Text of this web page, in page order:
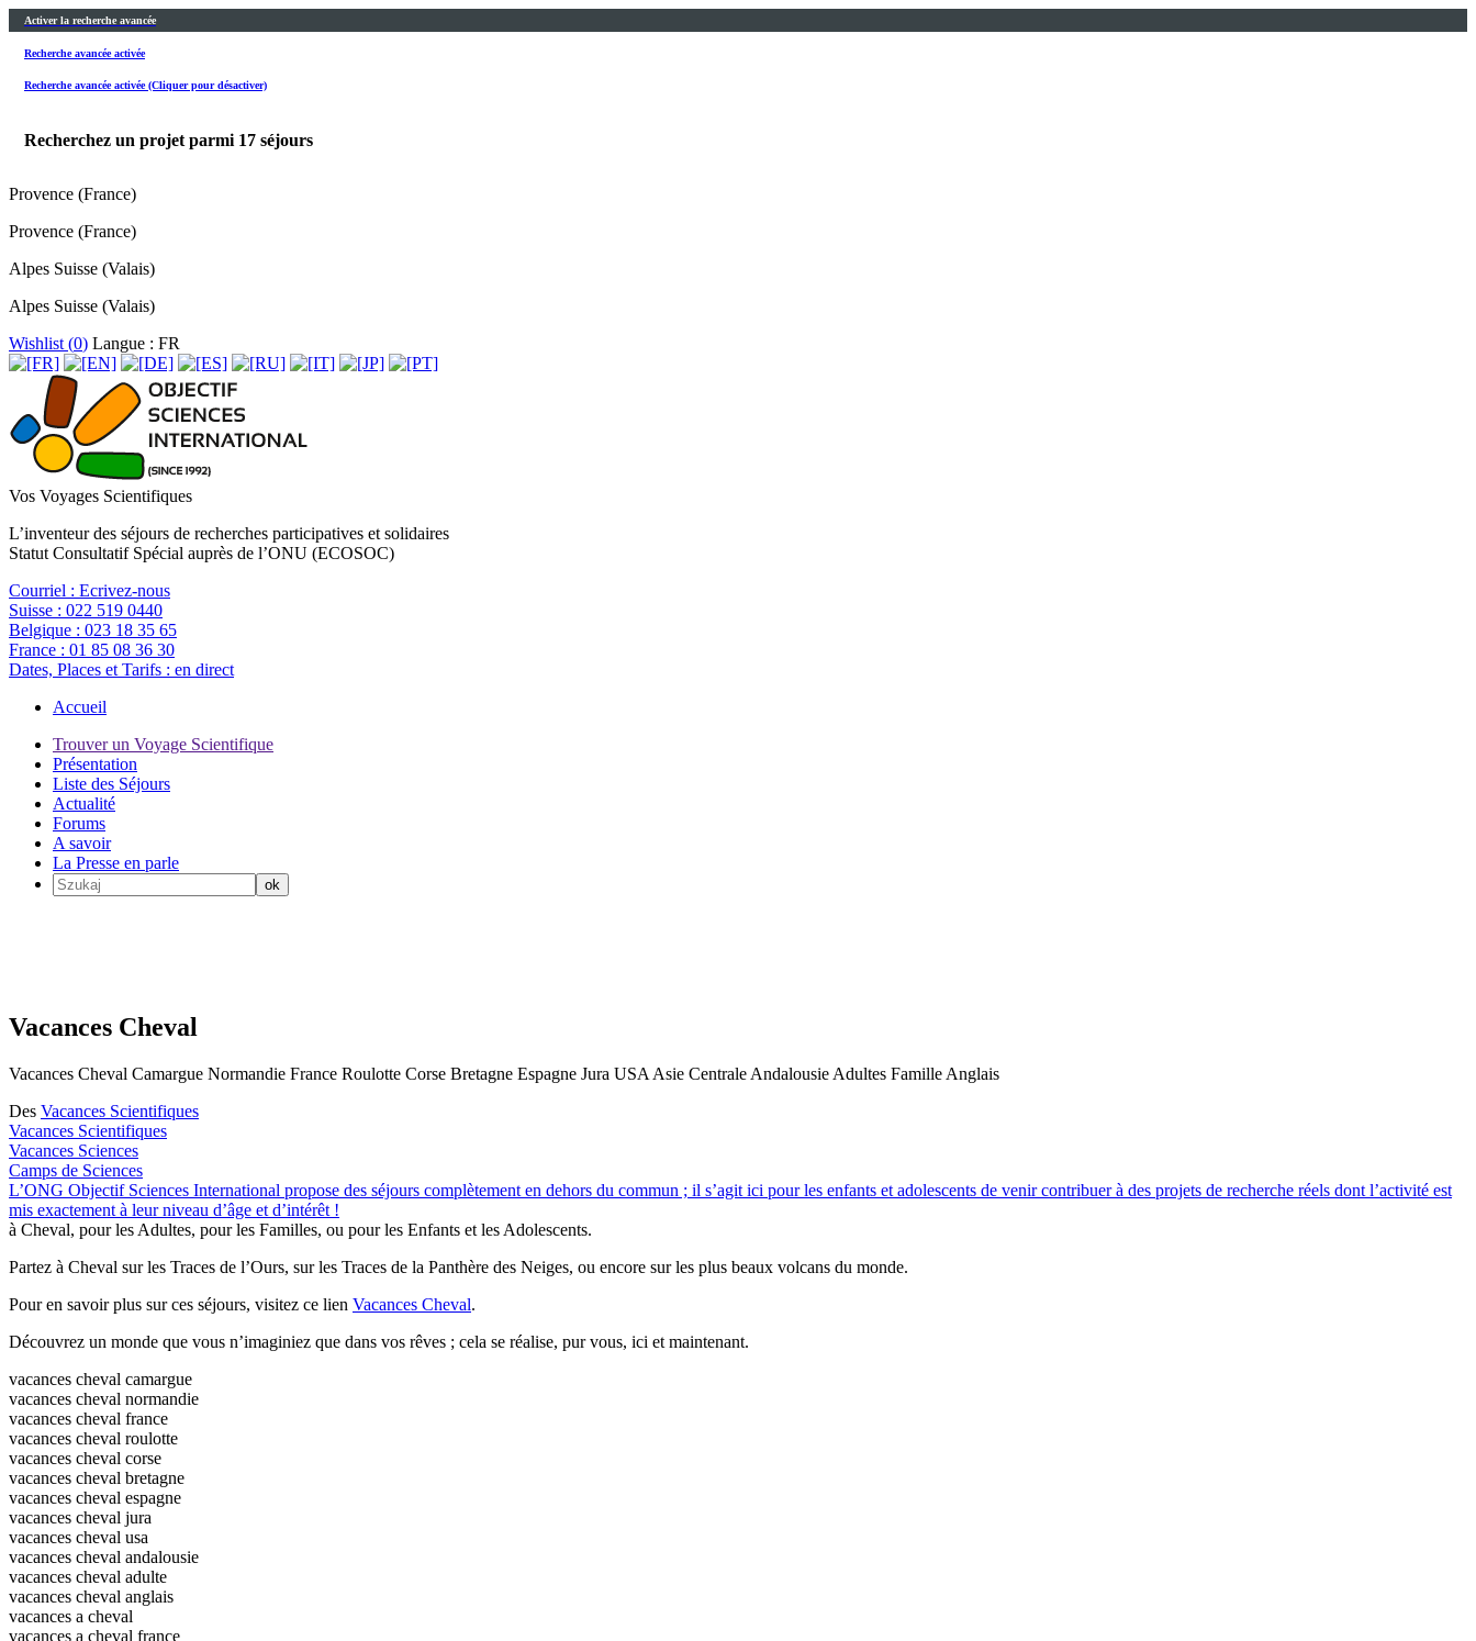
Activer la recherche avancée
Recherche avancée activée
Recherche avancée activée (Cliquer pour désactiver)
Recherchez un projet parmi 17 séjours
Provence (France)
Provence (France)
Alpes Suisse (Valais)
Alpes Suisse (Valais)
Wishlist (0) Langue : FR
Vos Voyages Scientifiques
L’inventeur des séjours de recherches participatives et solidaires
Statut Consultatif Spécial auprès de l’ONU (ECOSOC)
Courriel : Ecrivez-nous
Suisse : 022 519 0440
Belgique : 023 18 35 65
France : 01 85 08 36 30
Dates, Places et Tarifs : en direct
Accueil
Trouver un Voyage Scientifique
Présentation
Liste des Séjours
Actualité
Forums
A savoir
La Presse en parle
Vacances Cheval
Vacances Cheval Camargue Normandie France Roulotte Corse Bretagne Espagne Jura USA Asie Centrale Andalousie Adultes Famille Anglais
Des Vacances Scientifiques
Vacances Scientifiques
Vacances Sciences
Camps de Sciences
L’ONG Objectif Sciences International propose des séjours complètement en dehors du commun ; il s’agit ici pour les enfants et adolescents de venir contribuer à des projets de recherche réels dont l’activité est
mis exactement à leur niveau d’âge et d’intérêt !
à Cheval, pour les Adultes, pour les Familles, ou pour les Enfants et les Adolescents.
Partez à Cheval sur les Traces de l’Ours, sur les Traces de la Panthère des Neiges, ou encore sur les plus beaux volcans du monde.
Pour en savoir plus sur ces séjours, visitez ce lien Vacances Cheval.
Découvrez un monde que vous n’imaginiez que dans vos rêves ; cela se réalise, pur vous, ici et maintenant.
vacances cheval camargue
vacances cheval normandie
vacances cheval france
vacances cheval roulotte
vacances cheval corse
vacances cheval bretagne
vacances cheval espagne
vacances cheval jura
vacances cheval usa
vacances cheval andalousie
vacances cheval adulte
vacances cheval anglais
vacances a cheval
vacances a cheval france